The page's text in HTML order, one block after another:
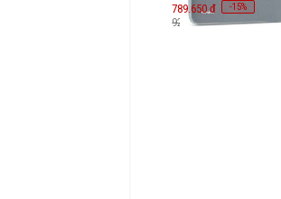
789.650 đ -15%
929.000 đ